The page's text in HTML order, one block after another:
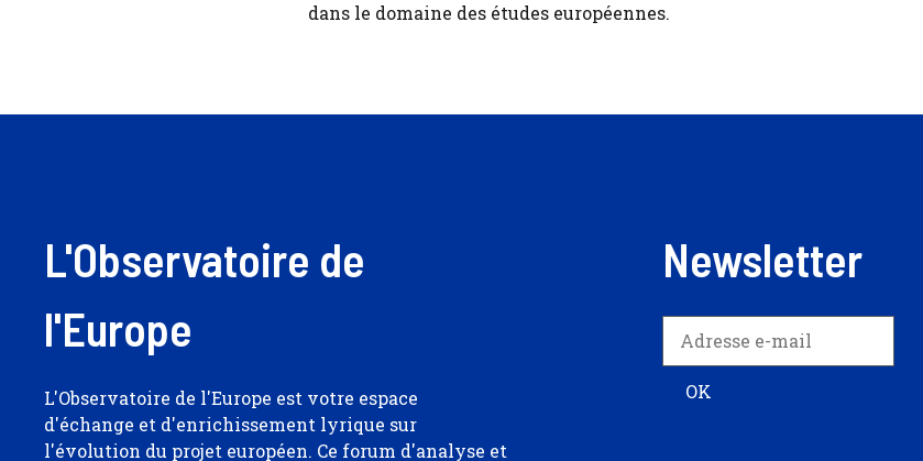
dans le domaine des études européennes.
L'Observatoire de
l'Europe
L'Observatoire de l'Europe est votre espace
d'échange et d'enrichissement lyrique sur
l'évolution du projet européen. Ce forum d'analyse et
Newsletter